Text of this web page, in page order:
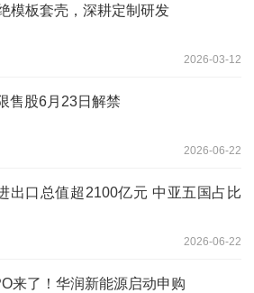
模板套壳，深耕定制研发
2026-03-12
售股6月23日解禁
2026-06-22
出口总值超2100亿元 中亚五国占比
2026-06-22
来了！华润新能源启动申购